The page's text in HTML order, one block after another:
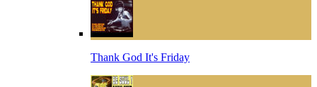
Thank God It's Friday